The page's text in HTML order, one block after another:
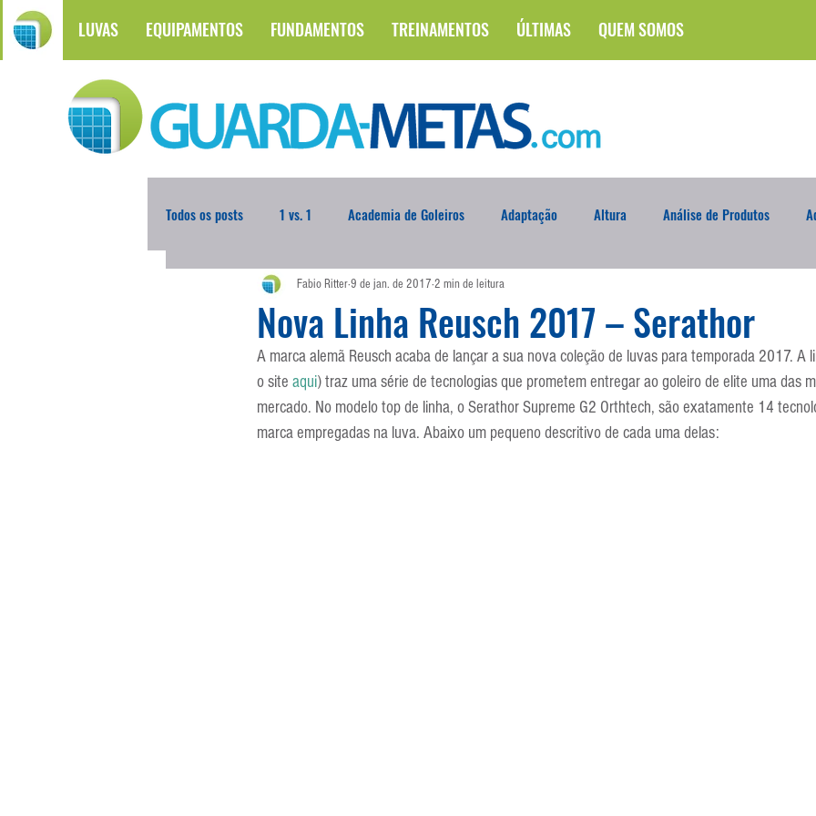
LUVAS EQUIPAMENTOS FUNDAMENTOS TREINAMENTOS ÚLTIMAS QUEM SOMOS
Todos os posts 1 vs. 1 Academia de Goleiros Adaptação Altura Análise de Produtos
Atualidades Blogoleiro da Semana Brasileirão
Comunicação Copa do Mundo Curso Defesa da Semana Deslocamento DVD
Entrevistas Equipamentos Escola Alemã Escola Americana Escola Argentina
Nova Linha Reusch 2017 – Serathor
Fabio Ritter9 de jan. de 2017 2 min de leitura
A marca alemã Reusch acaba de lançar a sua nova coleção de luvas para temporada 2017. A
o site aqui) traz uma série de tecnologias que prometem entregar ao goleiro de elite uma das
mercado. No modelo top de linha, o Serathor Supreme G2 Orthtech, são exatamente 14
marca empregadas na luva. Abaixo um pequeno descritivo de cada uma delas: